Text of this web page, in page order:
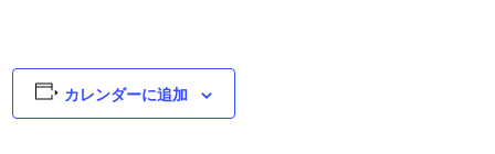
カレンダーに追加